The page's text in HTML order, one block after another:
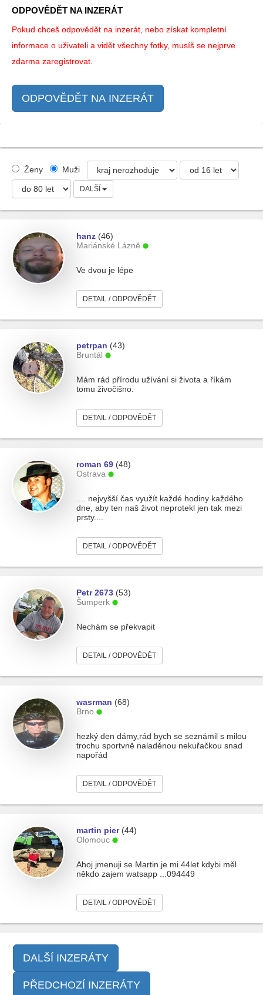
ODPOVĚDĚT NA INZERÁT
Pokud chceš odpovědět na inzerát, nebo získat kompletní
informace o uživateli a vidět všechny fotky, musíš se nejprve
zdarma zaregistrovat.
ODPOVĚDĚT NA INZERÁT
Ženy Muži
DALŠÍ
hanz (46)
Mariánské Lázně
Ve dvou je lépe
DETAIL / ODPOVĚDĚT
petrpan (43)
Bruntál
Mám rád přírodu užívání si života a říkám
tomu živočišno.
DETAIL / ODPOVĚDĚT
roman 69 (48)
Ostrava
.... nejvyšší čas využít každé hodiny každého
dne, aby ten naš život neprotekl jen tak mezi
prsty....
DETAIL / ODPOVĚDĚT
Petr 2673 (53)
Šumperk
Nechám se překvapit
DETAIL / ODPOVĚDĚT
wasrman (68)
Brno
hezký den dámy,rád bych se seznámil s milou
trochu sportvně naladěnou nekuřačkou snad
napořád
DETAIL / ODPOVĚDĚT
martin pier(44)
Olomouc
Ahoj jmenuji se Martin je mi 44let kdybi měl
někdo zajem watsapp ...094449
DETAIL / ODPOVĚDĚT
DALŠÍ INZERÁTY
PŘEDCHOZÍ INZERÁTY